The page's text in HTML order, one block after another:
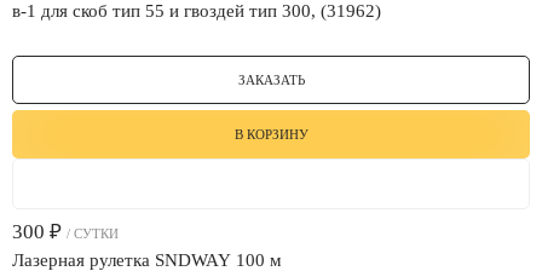
в-1 для скоб тип 55 и гвоздей тип 300, (31962)
ЗАКАЗАТЬ
В КОРЗИНУ
300 ₽ / СУТКИ
Лазерная рулетка SNDWAY 100 м